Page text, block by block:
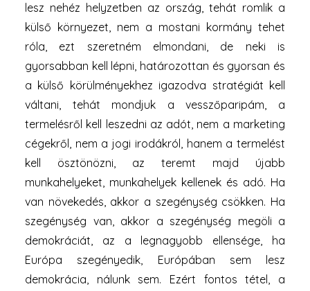
lesz nehéz helyzetben az ország, tehát romlik a
külső környezet, nem a mostani kormány tehet
róla, ezt szeretném elmondani, de neki is
gyorsabban kell lépni, határozottan és gyorsan és
a külső körülményekhez igazodva stratégiát kell
váltani, tehát mondjuk a vesszőparipám, a
termelésről kell leszedni az adót, nem a marketing
cégekről, nem a jogi irodákról, hanem a termelést
kell ösztönözni, az teremt majd újabb
munkahelyeket, munkahelyek kellenek és adó. Ha
van növekedés, akkor a szegénység csökken. Ha
szegénység van, akkor a szegénység megöli a
demokráciát, az a legnagyobb ellensége, ha
Európa szegényedik, Európában sem lesz
demokrácia, nálunk sem. Ezért fontos tétel, a